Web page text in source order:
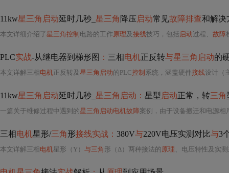
11kw星三角启动延时几秒_ 星三角 降压 启动常见故障排查和解决
本文详细介绍了星三角控制 电路的工作原理及 接线技巧，包括 启动过程、 故障
PLC实战-从继电器到梯形图 ： 三相电机正反转与星三角启动的
本文详解三相 电机正反转及 星三角启动的PLC控制 系统，涵盖硬件接线设计（主电路
11kw星三角启动延时几秒_ 星三角启动： 星型 启动正常，转三角
一篇关于维修过程中遇到的星三角启动电机故障案例，由于设备搬迁和电源相
三相电机星形/三角形接线实战： 380V与220V电压实测对比与3
本文详解三相 电机星形（Y） 与三角 形（Δ）两种接法的原理 、电压特性及实测差